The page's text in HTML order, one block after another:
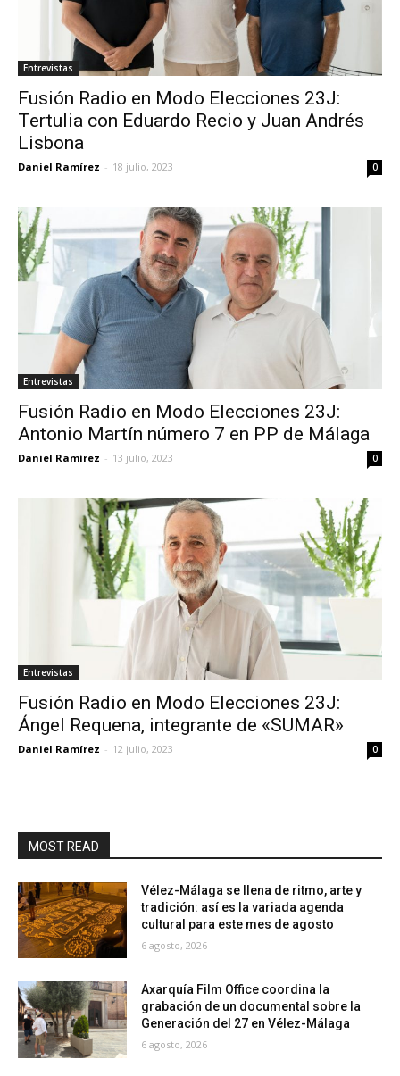
Entrevistas
Fusión Radio en Modo Elecciones 23J:
Tertulia con Eduardo Recio y Juan Andrés
Lisbona
Daniel Ramírez - 18 julio, 2023 0
Entrevistas
Fusión Radio en Modo Elecciones 23J:
Antonio Martín número 7 en PP de Málaga
Daniel Ramírez - 13 julio, 2023 0
Entrevistas
Fusión Radio en Modo Elecciones 23J:
Ángel Requena, integrante de «SUMAR»
Daniel Ramírez - 12 julio, 2023 0
MOST READ
Vélez-Málaga se llena de ritmo, arte y
tradición: así es la variada agenda
cultural para este mes de agosto
6 agosto, 2026
Axarquía Film Office coordina la
grabación de un documental sobre la
Generación del 27 en Vélez-Málaga
6 agosto, 2026